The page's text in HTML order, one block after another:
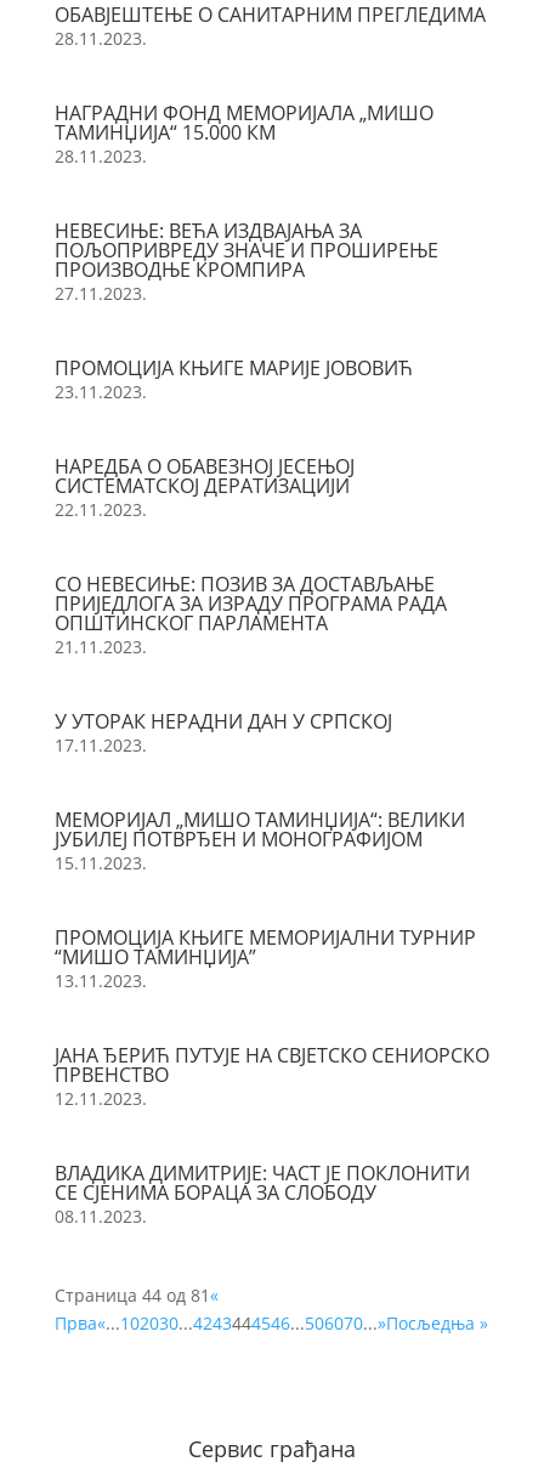
ОБАВЈЕШТЕЊЕ О САНИТАРНИМ ПРЕГЛЕДИМА
28.11.2023.
НАГРАДНИ ФОНД МЕМОРИЈАЛА „МИШО
ТАМИНЏИЈА“ 15.000 КМ
28.11.2023.
НЕВЕСИЊЕ: ВЕЋА ИЗДВАЈАЊА ЗА
ПОЉОПРИВРЕДУ ЗНАЧЕ И ПРОШИРЕЊЕ
ПРОИЗВОДЊЕ КРОМПИРА
27.11.2023.
ПРОМОЦИЈА КЊИГЕ МАРИЈЕ ЈОВОВИЋ
23.11.2023.
НАРЕДБА О ОБАВЕЗНОЈ ЈЕСЕЊОЈ
СИСТЕМАТСКОЈ ДЕРАТИЗАЦИЈИ
22.11.2023.
СО НЕВЕСИЊЕ: ПОЗИВ ЗА ДОСТАВЉАЊЕ
ПРИЈЕДЛОГА ЗА ИЗРАДУ ПРОГРАМА РАДА
ОПШТИНСКОГ ПАРЛАМЕНТА
21.11.2023.
У УТОРАК НЕРАДНИ ДАН У СРПСКОЈ
17.11.2023.
МЕМОРИЈАЛ „МИШО ТАМИНЏИЈА“: ВЕЛИКИ
ЈУБИЛЕЈ ПОТВРЂЕН И МОНОГРАФИЈОМ
15.11.2023.
ПРОМОЦИЈА КЊИГЕ МЕМОРИЈАЛНИ ТУРНИР
“МИШО ТАМИНЏИЈА”
13.11.2023.
ЈАНА ЂЕРИЋ ПУТУЈЕ НА СВЈЕТСКО СЕНИОРСКО
ПРВЕНСТВО
12.11.2023.
ВЛАДИКА ДИМИТРИЈЕ: ЧАСТ ЈЕ ПОКЛОНИТИ
СЕ СЈЕНИМА БОРАЦА ЗА СЛОБОДУ
08.11.2023.
Страница 44 од 81«
Прва«...102030...4243444546...506070...»Посљедња »
Сервис грађана